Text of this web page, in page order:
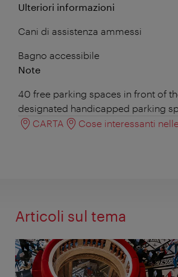
Ulteriori informazioni
Cani di assistenza ammessi
Bagno accessibile
Note
40 free parking spaces in front of
designated handicapped parking
CARTA
Cose interessanti
Articoli sul tema